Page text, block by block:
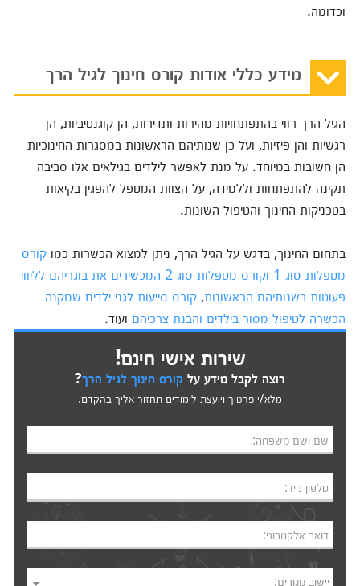
וכדומה.
מידע כללי אודות קורס חינוך לגיל הרך
הגיל הרך רווי בהתפתחויות מהירות ותדירות, הן קוגנטיביות, הן
רגשיות והן פיזיות, ועל כן שנותיהם הראשונות במסגרות החינוכיות
הן חשובות במיוחד. על מנת לאפשר לילדים בגילאים אלו סביבה
תקינה להתפתחות וללמידה, על הצוות המטפל להפגין בקיאות
בטכניקות החינוך והטיפול השונות.
בתחום החינוך, בדגש על הגיל הרך, ניתן למצוא הכשרות כמו קורס
מטפלות סוג 1
וקורס מטפלות סוג 2 המכשירים את בוגריהם לליווי
פעוטות בשנותיהם הראשונות, קורס סייעות לגני ילדים שמקנה
הכשרה לטיפול מסור בילדים והבנת צרכיהםועוד.
שירות אישי חינם!
רוצה לקבל מידע על קורס חינוך לגיל הרך?
מלא/י פרטיך ויועצת לימודים תחזור אליך בהקדם.
שם ושם משפחה:
טלפון נייד:
דואר אלקטרוני:
יישוב מגורים: